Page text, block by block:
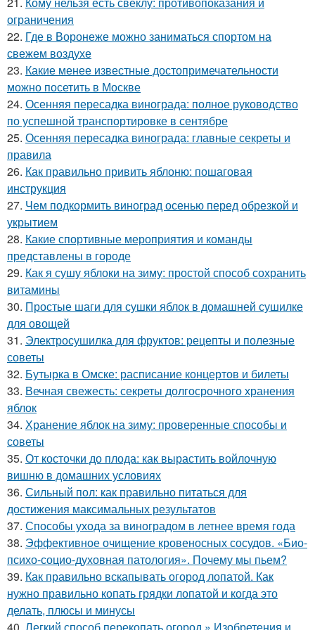
ограничения
22. Где в Воронеже можно заниматься спортом на
свежем воздухе
23. Какие менее известные достопримечательности
можно посетить в Москве
24. Осенняя пересадка винограда: полное руководство
по успешной транспортировке в сентябре
25. Осенняя пересадка винограда: главные секреты и
правила
26. Как правильно привить яблоню: пошаговая
инструкция
27. Чем подкормить виноград осенью перед обрезкой и
укрытием
28. Какие спортивные мероприятия и команды
представлены в городе
29. Как я сушу яблоки на зиму: простой способ сохранить
витамины
30. Простые шаги для сушки яблок в домашней сушилке
для овощей
31. Электросушилка для фруктов: рецепты и полезные
советы
32. Бутырка в Омске: расписание концертов и билеты
33. Вечная свежесть: секреты долгосрочного хранения
яблок
34. Хранение яблок на зиму: проверенные способы и
советы
35. От косточки до плода: как вырастить войлочную
вишню в домашних условиях
36. Сильный пол: как правильно питаться для
достижения максимальных результатов
37. Способы ухода за виноградом в летнее время года
38. Эффективное очищение кровеносных сосудов. «Био-
психо-социо-духовная патология». Почему мы пьем?
39. Как правильно вскапывать огород лопатой. Как
нужно правильно копать грядки лопатой и когда это
делать, плюсы и минусы
40. Легкий способ перекопать огород » Изобретения и